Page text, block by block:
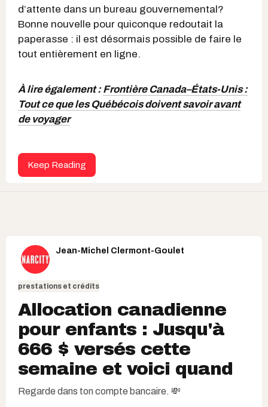
d’attente dans un bureau gouvernemental?
Bonne nouvelle pour quiconque redoutait la
paperasse : il est désormais possible de faire le
tout entièrement en ligne.
À lire également :Frontière Canada–États-Unis :
Tout ce que les Québécois doivent savoir avant
de voyager
Keep Reading
Jean-Michel Clermont-Goulet
prestations et crédits
Allocation canadienne
pour enfants : Jusqu'à
666 $ versés cette
semaine et voici quand
Regarde dans ton compte bancaire. 💸